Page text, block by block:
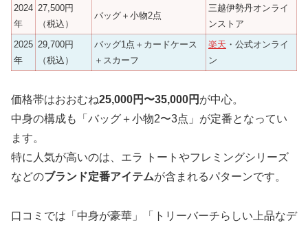
2024
年
27,500円
（税込）
バッグ＋小物2点
三越伊勢丹オンライ
ンストア
2025
年
29,700円
（税込）
バッグ1点＋カードケース
＋スカーフ
楽天 ・公式オンライ
ン
価格帯はおおむね25,000円〜35,000円 が中心。
中身の構成も「バッグ＋小物2〜3点」が定番となってい
ます。
特に人気が高いのは、エラ トートやフレミングシリーズ
などのブランド定番アイテムが含まれるパターンです。
口コミでは「中身が豪華」「トリーバーチらしい上品なデ